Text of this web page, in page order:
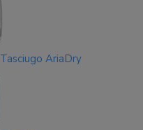
AriaDry